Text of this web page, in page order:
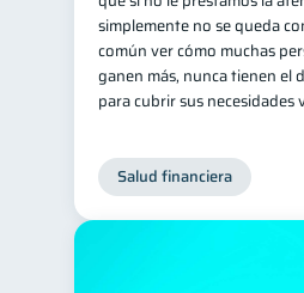
simplemente no se queda
común ver cómo muchas
ganen más, nunca tienen el
para cubrir sus necesidades
Salud financiera